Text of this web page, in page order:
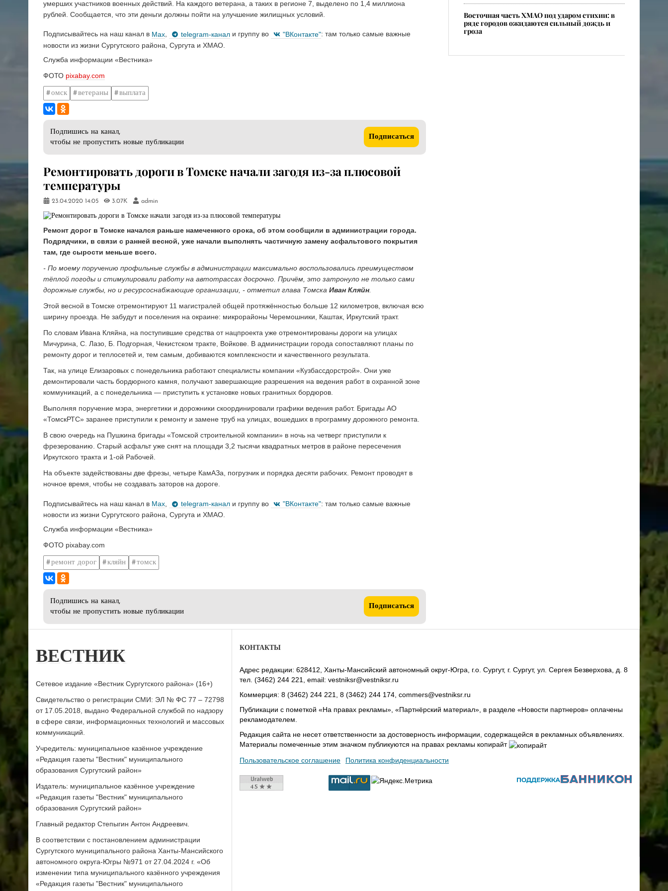
умерших участников военных действий. На каждого ветерана, а таких в регионе 7, выделено по 1,4 миллиона
рублей. Сообщается, что эти деньги должны пойти на улучшение жилищных условий.
Подписывайтесь на наш канал в Max, telegram-канал и группу во "ВКонтакте": там только самые важные
новости из жизни Сургутского района, Сургута и ХМАО.
Служба информации «Вестника»
ФОТО pixabay.com
омск ветераны выплата
Подпишись на канал,
чтобы не пропустить новые публикации
Подписаться
Ремонтировать дороги в Томске начали загодя из-за плюсовой
температуры
23.04.2020 14:05 3.07K admin
Ремонт дорог в Томске начался раньше намеченного срока, об этом сообщили в администрации города.
Подрядчики, в связи с ранней весной, уже начали выполнять частичную замену асфальтового покрытия
там, где сырости меньше всего.
- По моему поручению профильные службы в администрации максимально воспользовались преимуществом
тёплой погоды и стимулировали работу на автотрассах досрочно. Причём, это затронуло не только сами
дорожные службы, но и ресурсоснабжающие организации, - отметил глава Томска Иван Кляйн
Этой весной в Томске отремонтируют 11 магистралей общей протяжённостью больше 12 километров, включая всю
ширину проезда. Не забудут и поселения на окраине: микрорайоны Черемошники, Каштак, Иркутский тракт.
По словам Ивана Кляйна, на поступившие средства от нацпроекта уже отремонтированы дороги на улицах
Мичурина, С. Лазо, Б. Подгорная, Чекистском тракте, Войкове. В администрации города сопоставляют планы по
ремонту дорог и теплосетей и, тем самым, добиваются комплексности и качественного результата.
Так, на улице Елизаровых с понедельника работают специалисты компании «Кузбассдорстрой». Они уже
демонтировали часть бордюрного камня, получают завершающие разрешения на ведения работ в охранной зоне
коммуникаций, а с понедельника — приступить к установке новых гранитных бордюров.
Выполняя поручение мэра, энергетики и дорожники скоординировали графики ведения работ. Бригады АО
«ТомскРТС» заранее приступили к ремонту и замене труб на улицах, вошедших в программу дорожного ремонта.
В свою очередь на Пушкина бригады «Томской строительной компании» в ночь на четверг приступили к
фрезерованию. Старый асфальт уже снят на площади 3,2 тысячи квадратных метров в районе пересечения
Иркутского тракта и 1-ой Рабочей.
На объекте задействованы две фрезы, четыре КамАЗа, погрузчик и порядка десяти рабочих. Ремонт проводят в
ночное время, чтобы не создавать заторов на дороге.
Подписывайтесь на наш канал в Max telegram-канал и группу во "ВКонтакте": там только самые важные
новости из жизни Сургутского района, Сургута и ХМАО.
Служба информации «Вестника»
ФОТО pixabay.com
ремонт дорог кляйн томск
Подпишись на канал,
чтобы не пропустить новые публикации
Подписаться
​Восточная часть ХМАО под ударом стихии: в
ряде городов ожидаются сильный дождь и
гроза
ВЕСТНИК
Сетевое издание «Вестник Сургутского района» (16+)
Свидетельство о регистрации СМИ: ЭЛ № ФС 77 – 72798
от 17.05.2018, выдано Федеральной службой по надзору
в сфере связи, информационных технологий и массовых
коммуникаций.
Учредитель: муниципальное казённое учреждение
«Редакция газеты "Вестник" муниципального
образования Сургутский район»
Издатель: муниципальное казённое учреждение
«Редакция газеты "Вестник" муниципального
образования Сургутский район»
Главный редактор Степыгин Антон Андреевич.
В соответствии с постановлением администрации
Сургутского муниципального района Ханты-Мансийского
автономного округа-Югры №971 от 27.04.2024 г. «Об
изменении типа муниципального казённого учреждения
«Редакция газеты "Вестник" муниципального
КОНТАКТЫ
Адрес редакции: 628412, Ханты-Мансийский автономный округ-Югра, г.о. Сургут, г. Сургут, ул. Сергея Безверхова, д. 8
тел. (3462) 244 221, email: vestniksr@vestniksr.ru
Коммерция: 8 (3462) 244 221, 8 (3462) 244 174, commers@vestniksr.ru
Публикации с пометкой «На правах рекламы», «Партнёрский материал», в разделе «Новости партнеров» оплачены
рекламодателем.
Редакция сайта не несет ответственности за достоверность информации, содержащейся в рекламных объявлениях.
Материалы помеченные этим значком публикуются на правах рекламы копирайт
Пользовательское соглашение
Политика конфиденциальности